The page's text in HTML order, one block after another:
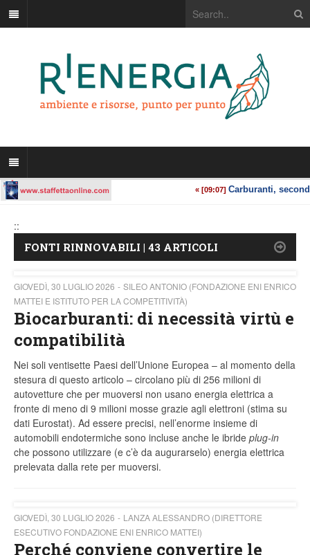
::
FONTI RINNOVABILI | 43 ARTICOLI
GIOVEDÌ, 30 LUGLIO 2026
SILEO ANTONIO (FONDAZIONE ENI ENRICO
MATTEI E ISTITUTO PER LA COMPETITIVITÀ)
Biocarburanti: di necessità virtù e
compatibilità
Nei soli ventisette Paesi dell’Unione Europea – al momento della
stesura di questo articolo – circolano più di 256 milioni di
autovetture che per muoversi non usano energia elettrica a
fronte di meno di 9 milioni mosse grazie agli elettroni (stima su
dati Eurostat). Ad essere precisi, nell’enorme insieme di
automobili endotermiche sono incluse anche le ibride plug-in
che possono utilizzare (e c’è da augurarselo) energia elettrica
prelevata dalla rete per muoversi.
GIOVEDÌ, 30 LUGLIO 2026
LANZA ALESSANDRO (DIRETTORE
ESECUTIVO FONDAZIONE ENI ENRICO MATTEI)
Perché conviene convertire le